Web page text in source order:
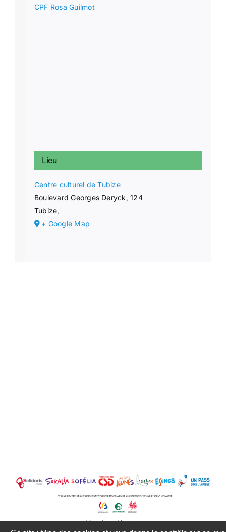
CPF Rosa Guilmot
Lieu
Centre culturel de Tubize
Boulevard Georges Deryck, 124
Tubize,
+ Google Map
Mentions légales